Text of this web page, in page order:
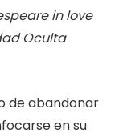
in love
Oculta
de abandonar
en su